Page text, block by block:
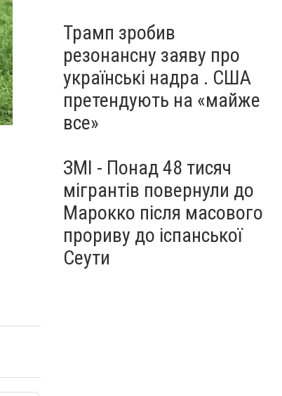
Трамп зробив
резонансну заяву про
українські надра . США
претендують на «майже
все»
ЗМІ - Понад 48 тисяч
мігрантів повернули до
Марокко після масового
прориву до іспанської
Сеути